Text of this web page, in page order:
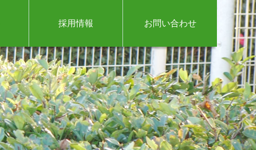
採用情報 お問い合わせ